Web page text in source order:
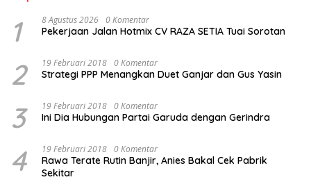
1 8 Agustus 2026 0 Komentar
Pekerjaan Jalan Hotmix CV RAZA SETIA Tuai Sorotan
2 19 Februari 2018 0 Komentar
Strategi PPP Menangkan Duet Ganjar dan Gus Yasin
3 19 Februari 2018 0 Komentar
Ini Dia Hubungan Partai Garuda dengan Gerindra
4 19 Februari 2018 0 Komentar
Rawa Terate Rutin Banjir, Anies Bakal Cek Pabrik
Sekitar